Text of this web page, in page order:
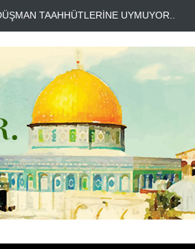
AMERİKA İSE KAYBETTİ.. GAZZE